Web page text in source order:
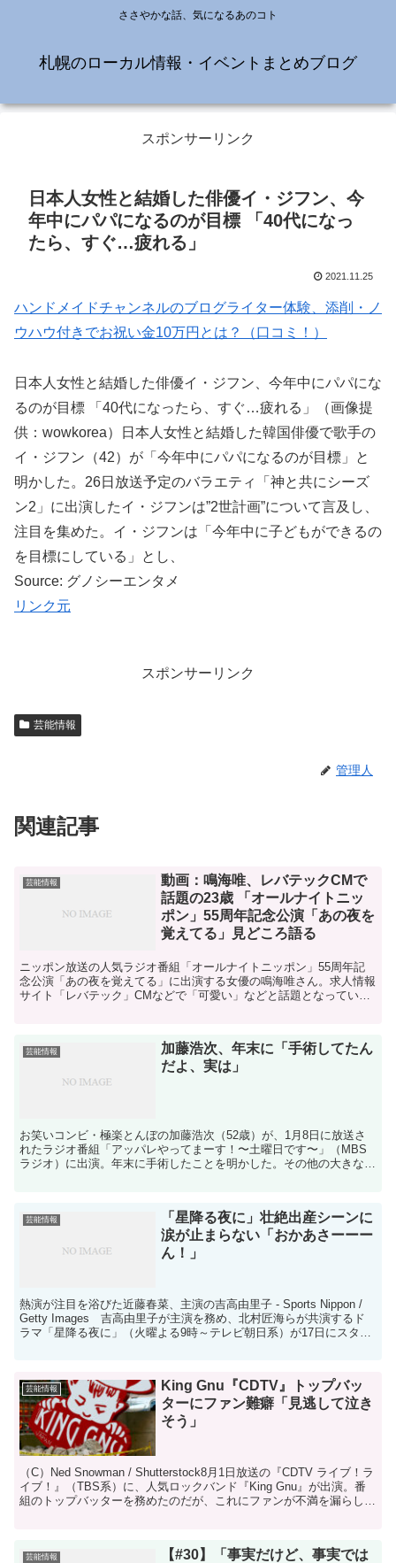
ささやかな話、気になるあのコト
札幌のローカル情報・イベントまとめブログ
スポンサーリンク
日本人女性と結婚した俳優イ・ジフン、今
年中にパパになるのが目標 「40代になっ
たら、すぐ…疲れる」
2021.11.25
ハンドメイドチャンネルのブログライター体験、添削・ノ
ウハウ付きでお祝い金10万円とは？（口コミ！）
日本人女性と結婚した俳優イ・ジフン、今年中にパパにな
るのが目標 「40代になったら、すぐ…疲れる」（画像提
供：wowkorea）日本人女性と結婚した韓国俳優で歌手の
イ・ジフン（42）が「今年中にパパになるのが目標」と
明かした。26日放送予定のバラエティ「神と共にシーズ
ン2」に出演したイ・ジフンは”2世計画”について言及し、
注目を集めた。イ・ジフンは「今年中に子どもができるの
を目標にしている」とし、
Source: グノシーエンタメ
リンク元
スポンサーリンク
芸能情報
管理人
関連記事
芸能情報
動画：鳴海唯、レバテックCMで
話題の23歳 「オールナイトニッ
ポン」55周年記念公演「あの夜を
覚えてる」見どころ語る
ニッポン放送の人気ラジオ番組「オールナイトニッポン」55周年記
念公演「あの夜を覚えてる」に出演する女優の鳴海唯さん。求人情報
サイト「レバテック」CMなどで「可愛い」などと話題となっている
芸能情報
加藤浩次、年末に「手術してたん
だよ、実は」
お笑いコンビ・極楽とんぼの加藤浩次（52歳）が、1月8日に放送さ
れたラジオ番組「アッパレやってまーす！〜土曜日です〜」（MBS
ラジオ）に出演。年末に手術したことを明かした。その他の大きな画
芸能情報
「星降る夜に」壮絶出産シーンに
涙が止まらない「おかあさーーー
ん！」
熱演が注目を浴びた近藤春菜、主演の吉高由里子 - Sports Nippon /
Getty Images 吉高由里子が主演を務め、北村匠海らが共演するド
ラマ「星降る夜に」（火曜よる9時～テレビ朝日系）が17日にスター
芸能情報
King Gnu『CDTV』トップバッ
ターにファン難癖「見逃して泣き
そう」
（C）Ned Snowman / Shutterstock8月1日放送の『CDTV ライブ！ラ
イブ！』（TBS系）に、人気ロックバンド『King Gnu』が出演。番
組のトップバッターを務めたのだが、これにファンが不満を漏らして
芸能情報
【#30】「事実だけど、事実では